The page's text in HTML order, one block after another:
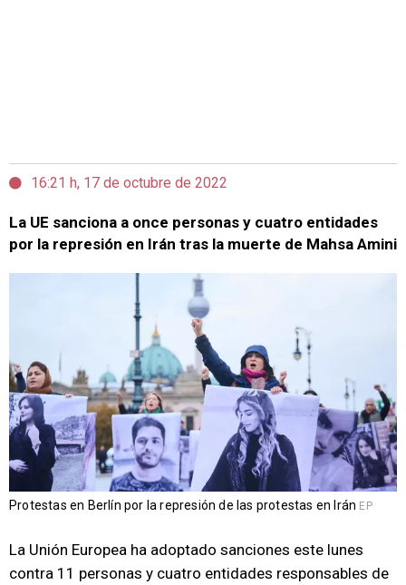
16:21 h, 17 de octubre de 2022
La UE sanciona a once personas y cuatro entidades
por la represión en Irán tras la muerte de Mahsa Amini
Protestas en Berlín por la represión de las protestas en Irán EP
La Unión Europea ha adoptado sanciones este lunes
contra 11 personas y cuatro entidades responsables de